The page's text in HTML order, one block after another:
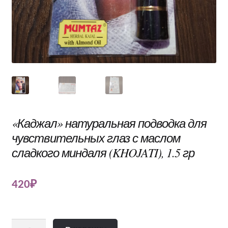
«Каджал» натуральная подводка для
чувствительных глаз с маслом
сладкого миндаля (KHOJATI), 1.5 гр
420₽